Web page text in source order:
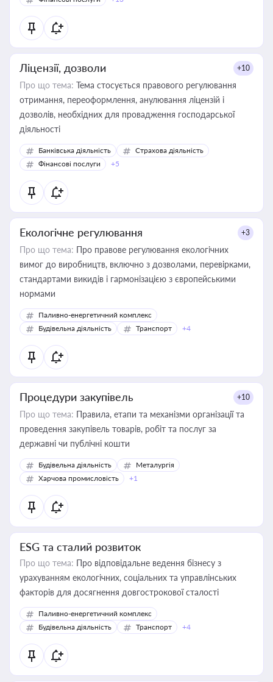
Ліцензії, дозволи +10
Про що тема: Тема стосується правового регулювання
отримання, переоформлення, анулювання ліцензій і
дозволів, необхідних для провадження господарської
діяльності
Банківська діяльність
Страхова діяльність
Фінансові послуги
+5
Екологічне регулювання +3
Про що тема: Про правове регулювання екологічних
вимог до виробництв, включно з дозволами, перевірками,
стандартами викидів і гармонізацією з європейськими
нормами
Паливно-енергетичний комплекс
Будівельна діяльність
Транспорт +4
Процедури закупівель +10
Про що тема: Правила, етапи та механізми організації та
проведення закупівель товарів, робіт та послуг за
державні чи публічні кошти
Будівельна діяльність
Металургія
Харчова промисловість
+1
ESG та сталий розвиток
Про що тема: Про відповідальне ведення бізнесу з
урахуванням екологічних, соціальних та управлінських
факторів для досягнення довгострокової сталості
Паливно-енергетичний комплекс
Будівельна діяльність
Транспорт +4